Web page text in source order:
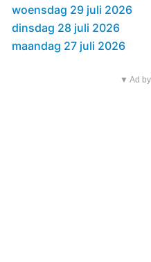
woensdag 29 juli 2026
dinsdag 28 juli 2026
maandag 27 juli 2026
▼ Ad